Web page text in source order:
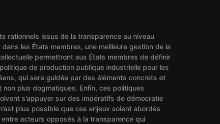
rationnels issus de la transparence au niveau
dans les États membres, une meilleure gestion de la
permettront aux États membres de définir
de production publique industrielle pour les
qui sera guidée par des éléments concrets et
non plus dogmatiques. Enfin, ces politiques
s’appuyer sur des impératifs de démocratie
plus possible que ces enjeux soient abordés
entre acteurs opposés à la transparence qui